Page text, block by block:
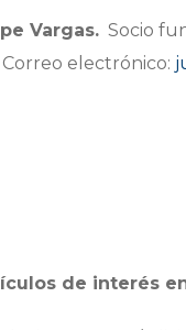
Vargas. Socio
Correo electrónico:
de interés